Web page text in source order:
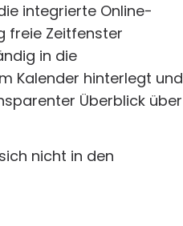
integrierte Online-
freie Zeitfenster
in die
Kalender hinterlegt und
Überblick über
nicht in den